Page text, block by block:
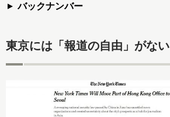
バックナンバー
東京には「報道の自由」がない